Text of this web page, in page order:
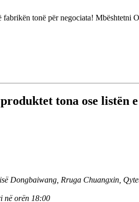
tonë për negociata! Mbështetni
tona ose
Dongbaiwang, Rruga Chuangxin,
në orën 18:00